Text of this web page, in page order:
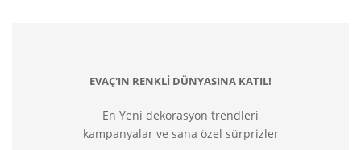
EVAÇ'IN RENKLİ DÜNYASINA KATIL!
En Yeni dekorasyon trendleri
kampanyalar ve sana özel sürprizler